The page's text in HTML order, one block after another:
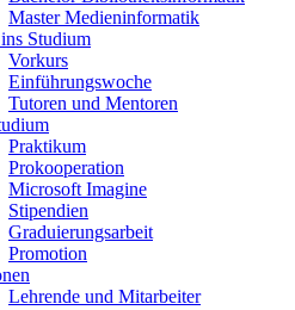
Master Medieninformatik
Studium
Vorkurs
Einführungswoche
Tutoren und Mentoren
Praktikum
Prokooperation
Microsoft Imagine
Stipendien
Graduierungsarbeit
Promotion
Lehrende und Mitarbeiter